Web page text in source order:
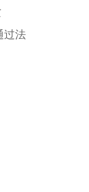
过法